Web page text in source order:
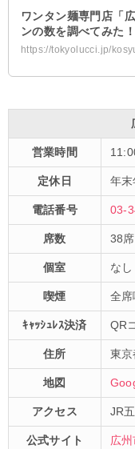
ワンタン麺専門店「
ンの数を調べてみた
https://tokyolucci.jp/
営業時間
定休日 年
電話番号 03-
席数 38席
個室 なし
喫煙 全
ｷｬｯｼｭﾚｽ決済 QR
住所 東
地図
アクセス JR
公式サイト 広